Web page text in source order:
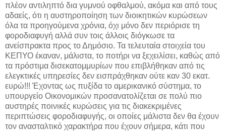
πλέον αντιληπτό δια γυμνού οφθαλμού, ακόμα και από τους
αδαείς, ότι η αυστηροποίηση των διοικητικών κυρώσεων
όλα τα προηγούμενα χρόνια, όχι μόνο δεν περιόρισε τη
φοροδιαφυγή αλλά συν τοις άλλοις διόγκωσε τα
ανείσπρακτα προς το Δημόσιο. Τα τελευταία στοιχεία του
ΚΕΠΥΟ έκαναν, μάλιστα, το ποτήρι να ξεχειλίσει, καθώς από
τα πρόστιμα δισεκατομμυρίων που επιβλήθηκαν από τις
ελεγκτικές υπηρεσίες δεν εισπράχθηκαν ούτε καν 30 εκατ.
ευρώ!!! Έχοντας ως πυξίδα το αμερικανικό σύστημα, το
υπουργείο Οικονομικών προσανατολίζεται σε πολύ πιο
αυστηρές ποινικές κυρώσεις για τις διακεκριμένες
περιπτώσεις φοροδιαφυγής, οι οποίες μάλιστα δεν θα έχουν
τον ανασταλτικό χαρακτήρα που έχουν σήμερα, κάτι που